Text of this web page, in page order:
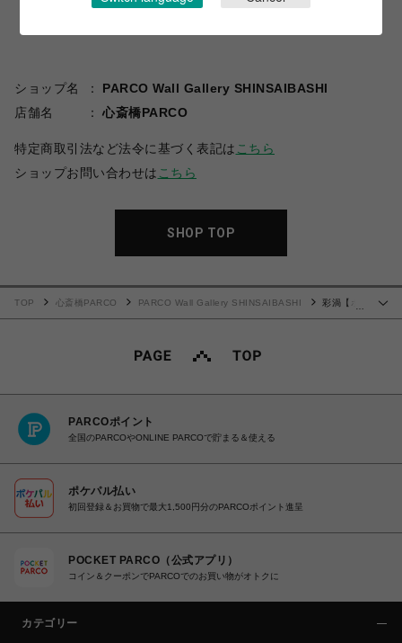
ショップ名
PARCO Wall Gallery SHINSAIBASHI
店舗名
心斎橋PARCO
特定商取引法など法令に基づく表記は こちら
ショップお問い合わせは こちら
SHOP TOP
TOP 心斎橋PARCO PARCO Wall Gallery SHINSAIBASHI
彩渦【ポ
PARCOポイント
全国のPARCOやONLINE PARCOで貯まる＆使える
ポケパル払い
初回登録＆お買物で最大1,500円分のPARCOポイント進呈
POCKET PARCO（公式アプリ）
コイン＆クーポンでPARCOでのお買い物がオトクに
カテゴリー